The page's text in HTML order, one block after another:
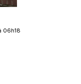
06h18